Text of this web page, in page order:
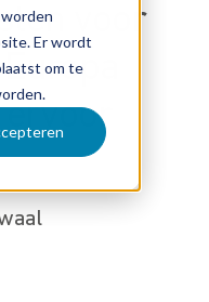
Er wordt
om te
voor